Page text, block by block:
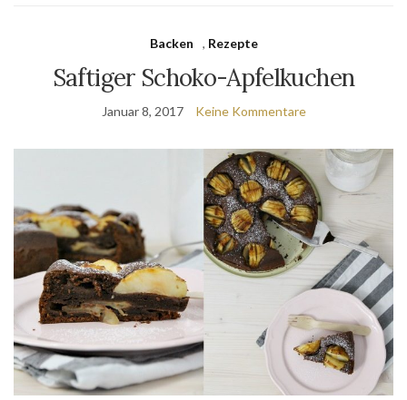
Backen , Rezepte
Saftiger Schoko-Apfelkuchen
Januar 8, 2017 Keine Kommentare